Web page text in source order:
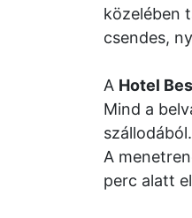
közelében
csendes,
A Hotel
Mind a
szállodából.
A
perc alatt